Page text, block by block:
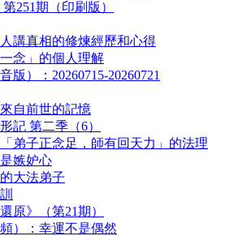
251期（印刷版）
講真相的修煉經歷和心得
念」的個人理解
版）：20260715-20260721
自前世的記憶
記 第二季（6）
弟子正念足，師有回天力」的法理
嫉妒心
大法弟子
原》（第21期）
）：幸運不是偶然